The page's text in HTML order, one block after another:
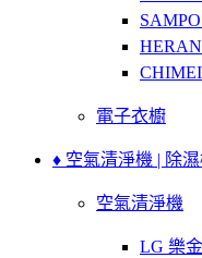
電子衣櫥
♦ 空氣清淨機 | 除
空氣清淨機
LG 樂金